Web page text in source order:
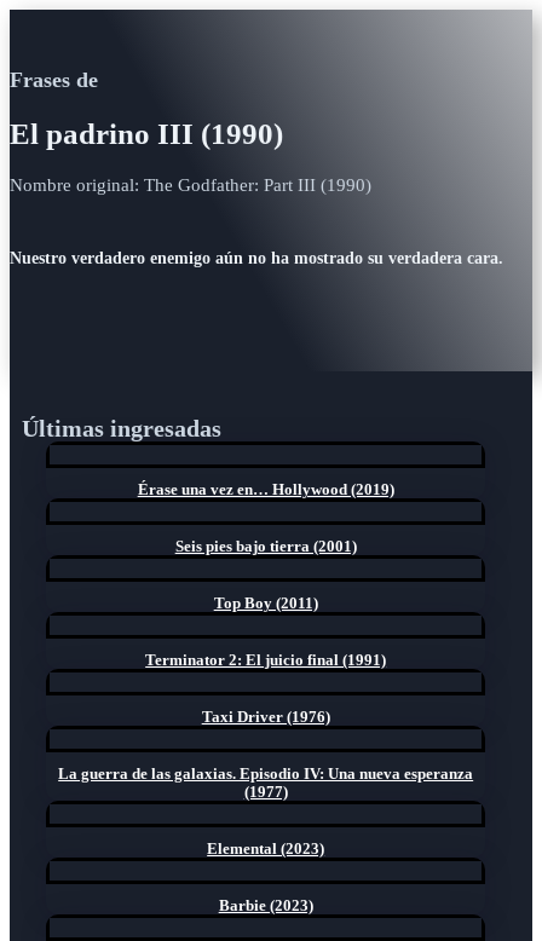
Frases de
El padrino III (1990)
Nombre original: The Godfather: Part III (1990)
Nuestro verdadero enemigo aún no ha mostrado su verdadera cara.
Últimas ingresadas
Érase una vez en… Hollywood (2019)
Seis pies bajo tierra (2001)
Top Boy (2011)
Terminator 2: El juicio final (1991)
Taxi Driver (1976)
La guerra de las galaxias. Episodio IV: Una nueva esperanza
(1977)
Elemental (2023)
Barbie (2023)